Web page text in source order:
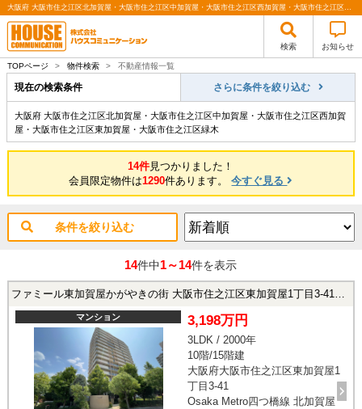
大阪府 大阪市住之江区北加賀屋・大阪市住之江区中加賀屋・大阪市住之江区西加賀屋・大阪市住之江区東加賀屋・大阪市住之江区緑木 ｜関西（大阪・北摂・神戸）・関東（東京）で不動産の購入・売却、注文住宅、リノベーションの事なら株式会社ハウスコミュニケーション
検索 お知らせ
TOPページ > 物件検索 > 不動産情報一覧
現在の検索条件 さらに条件を絞り込む
大阪府 大阪市住之江区北加賀屋・大阪市住之江区中加賀屋・大阪市住之江区西加賀
屋・大阪市住之江区東加賀屋・大阪市住之江区緑木
14件見つかりました！
会員限定物件は1290件あります。今すぐ見る
条件を絞り込む
14件中1～14件を表示
ファミール東加賀屋かがやきの街 大阪市住之江区東加賀屋1丁目3-41の中古マンション
マンション 3,198万円
3LDK / 2000年
10階/15階建
大阪府大阪市住之江区東加賀屋1
丁目3-41
Osaka Metro四つ橋線 北加賀屋